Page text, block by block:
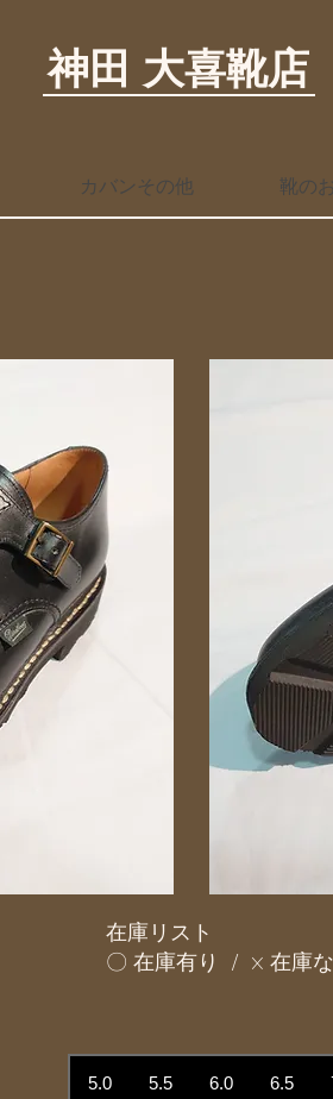
神田 大喜靴店
カバンその他 靴の
在庫リスト
〇 在庫有り / × 在庫
5.0 5.5 6.0 6.5